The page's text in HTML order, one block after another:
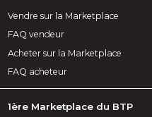
Vendre sur la Marketplace
FAQ vendeur
Acheter sur la Marketplace
FAQ acheteur
1ère Marketplace du BTP